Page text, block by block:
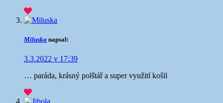
Miluska napsal:
3.3.2022 v 17:39
… paráda, krásný polštář a super využití košil